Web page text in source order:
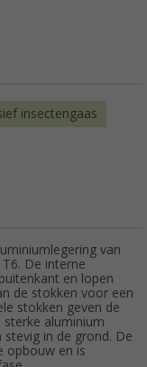
insectengaas
van
De interne
en lopen
de stokken voor een
stokken geven de
aluminium
stevig in de grond. De
opbouw en is